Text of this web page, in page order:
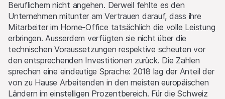
Beruflichem nicht angehen. Derweil fehlte es den
Unternehmen mitunter am Vertrauen darauf, dass ihre
Mitarbeiter im Home-Office tatsächlich die volle Leistung
erbringen. Ausserdem verfügten sie nicht über die
technischen Voraussetzungen respektive scheuten vor
den entsprechenden Investitionen zurück. Die Zahlen
sprechen eine eindeutige Sprache: 2018 lag der Anteil der
von zu Hause Arbeitenden in den meisten europäischen
Ländern im einstelligen Prozentbereich. Für die Schweiz